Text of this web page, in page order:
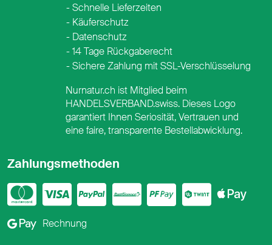
Schnelle Lieferzeiten
Käuferschutz
Datenschutz
14 Tage Rückgaberecht
Sichere Zahlung mit SSL-Verschlüsselung
Zahlungsmethoden
Mastercard
VisaPayPal
PostFinance
Twint
Google Pay
Rechnung
Nurnatur.ch ist Mitglied beim
HANDELSVERBAND.swiss. Dieses Logo
garantiert Ihnen Seriosität, Vertrauen und
eine faire, transparente Bestellabwicklung.